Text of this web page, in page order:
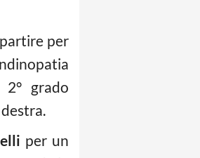
per
2° grado
per un